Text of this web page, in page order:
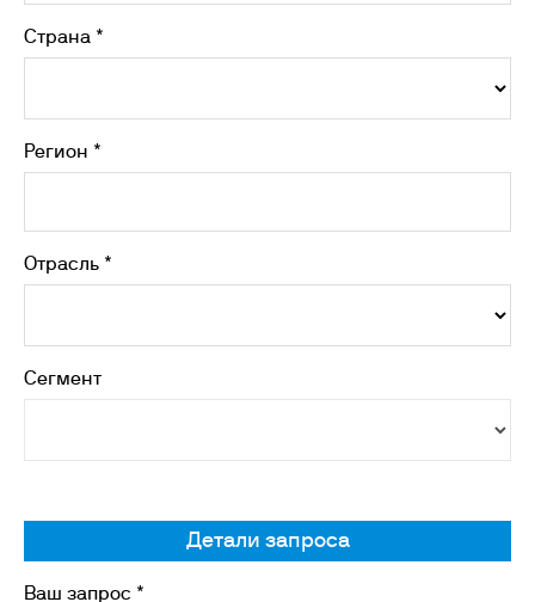
Страна *
Регион *
Отрасль *
Сегмент
Детали запроса
Ваш запрос *